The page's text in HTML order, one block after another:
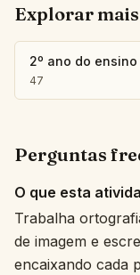
Explorar mais
2º ano do
47
Perguntas
O que esta
Trabalha
de imagem e
encaixando cada